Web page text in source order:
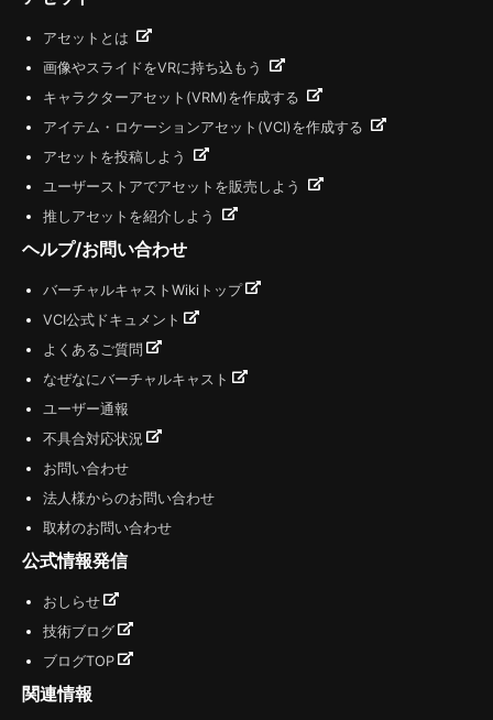
アセットとは
画像やスライドをVRに持ち込もう
キャラクターアセット(VRM)を作成する
アイテム・ロケーションアセット(VCI)を作成する
アセットを投稿しよう
ユーザーストアでアセットを販売しよう
推しアセットを紹介しよう
ヘルプ/お問い合わせ
バーチャルキャストWikiトップ
VCI公式ドキュメント
よくあるご質問
なぜなにバーチャルキャスト
ユーザー通報
不具合対応状況
お問い合わせ
法人様からのお問い合わせ
取材のお問い合わせ
公式情報発信
おしらせ
技術ブログ
ブログTOP
関連情報